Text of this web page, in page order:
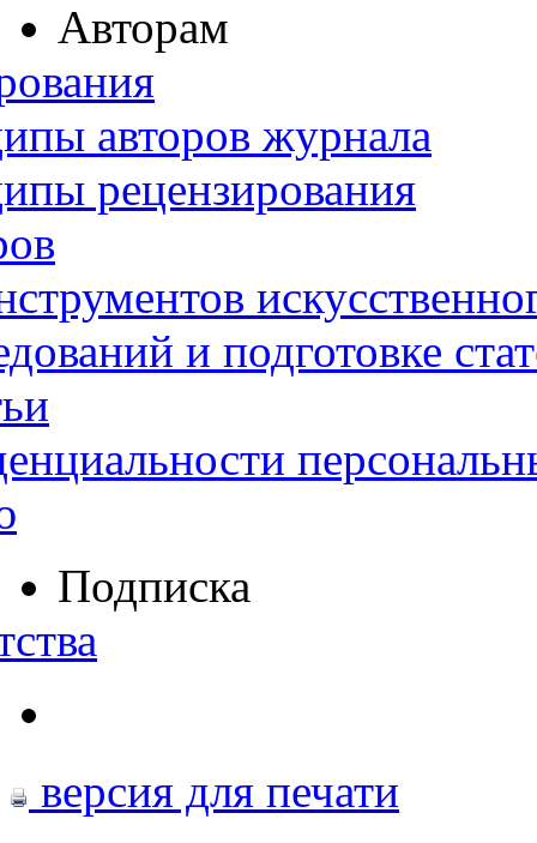
Авторам
авторов журнала
рецензирования
и подготовке
Подписка
версия для печати